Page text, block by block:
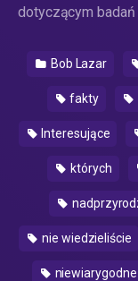
dotyczącym badań
Bob Lazar
fakty
Interesujące
których
nie wiedzieliście